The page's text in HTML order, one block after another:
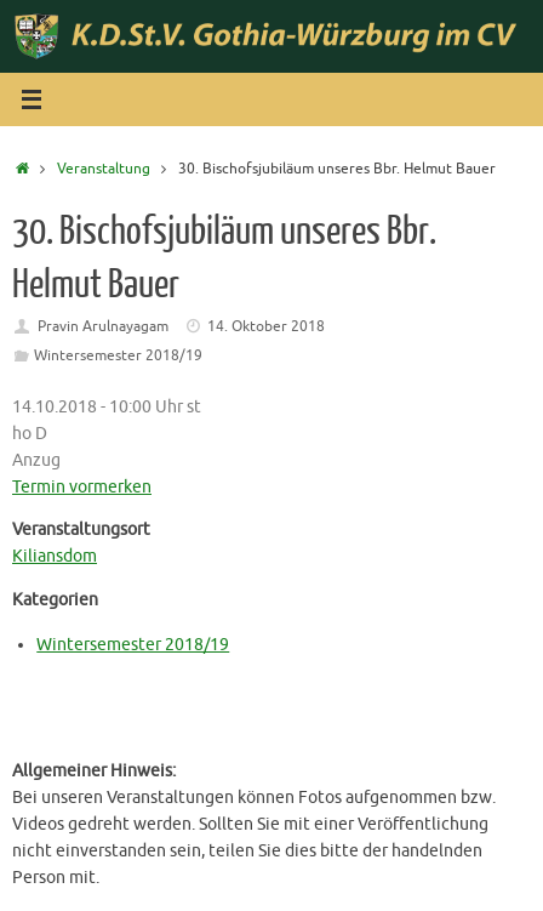
Zum
Inhalt
springen
StartVeranstaltung 30. Bischofsjubiläum unseres Bbr. Helmut Bauer
30. Bischofsjubiläum unseres Bbr.
Helmut Bauer
Pravin Arulnayagam
14. Oktober 2018
Wintersemester 2018/19
14.10.2018 - 10:00 Uhr st
ho D
Anzug
Termin vormerken
Veranstaltungsort
Kiliansdom
Kategorien
Wintersemester 2018/19
Allgemeiner Hinweis:
Bei unseren Veranstaltungen können Fotos aufgenommen bzw.
Videos gedreht werden. Sollten Sie mit einer Veröffentlichung
nicht einverstanden sein, teilen Sie dies bitte der handelnden
Person mit.